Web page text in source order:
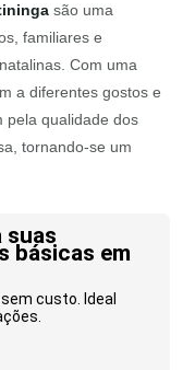
são uma
familiares e
Com uma
a diferentes gostos e
pela qualidade dos
tornando-se um
suas
básicas em
custo. Ideal